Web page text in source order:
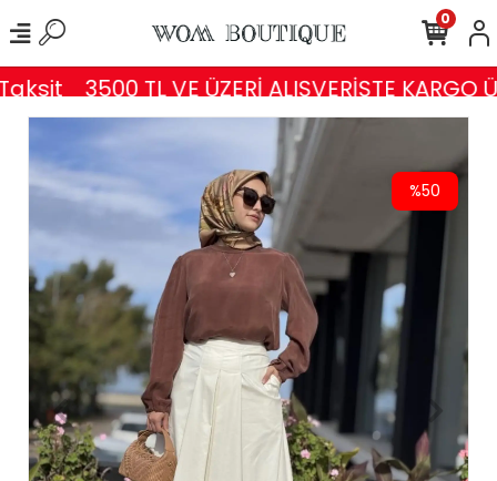
3500 TL VE ÜZERİ ALIŞVERİŞTE KARGO
0
%50